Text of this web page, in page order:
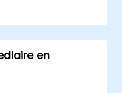
creëren.
bij het
ontwerp van
diepgaande
en